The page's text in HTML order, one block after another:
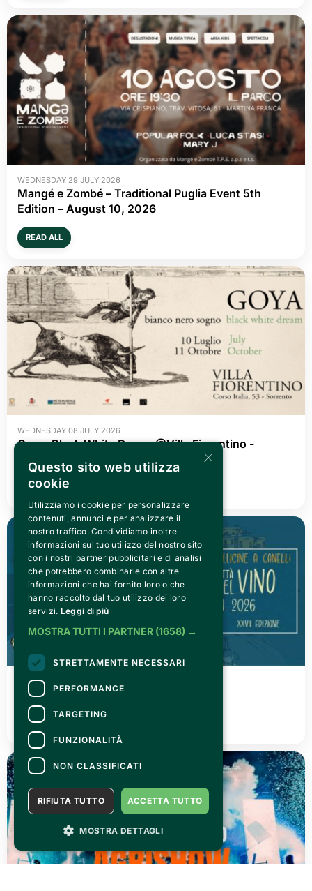
WEDNESDAY 29 JULY 2026
Mangé e Zombé – Traditional Puglia Event 5th
Edition – August 10, 2026
READ ALL
WEDNESDAY 08 JULY 2026
Goya. Black White Dream @Villa Fiorentino -
Sorrento
READ ALL
FRIDAY 03 JULY 2026
Canelli città del Vino 2026
READ ALL
×
Questo sito web utilizza
cookie
Utilizziamo i cookie per personalizzare
contenuti, annunci e per analizzare il
nostro traffico. Condividiamo inoltre
informazioni sul tuo utilizzo del nostro sito
con i nostri partner pubblicitari e di analisi
che potrebbero combinarle con altre
informazioni che hai fornito loro o che
hanno raccolto dal tuo utilizzo dei loro
servizi. Leggi di più
MOSTRA TUTTI I PARTNER (1658) →
STRETTAMENTE NECESSARI
PERFORMANCE
TARGETING
FUNZIONALITÀ
NON CLASSIFICATI
ACCETTA TUTTO
RIFIUTA TUTTO
MOSTRA DETTAGLI